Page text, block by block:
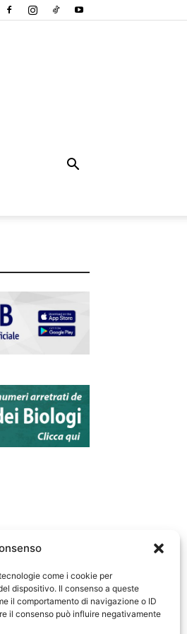
come i cookie per
dispositivo. Il consenso a queste
il comportamento di navigazione o ID
il consenso può influire negativamente